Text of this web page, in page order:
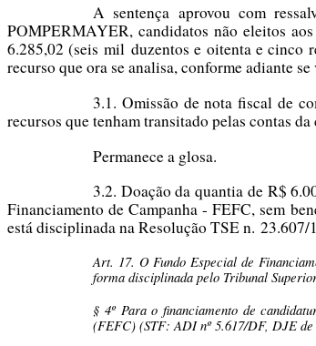
A sentença aprovou com
POMPERMAYER, candidatos não eleitos
6.285,02 (seis mil duzentos e oitenta e cinco
recurso que ora se analisa, conforme adiante se
3.1. Omissão de nota fiscal de
recursos que tenham transitado pelas contas
Permanece a glosa.
3.2. Doação da quantia de R$
Financiamento de Campanha - FEFC, sem
está disciplinada na Resolução TSE n. 23.607/
Art. 17. O Fundo Especial de
forma disciplinada pelo Tribunal
§ 4º Para o financiamento de
(FEFC) (STF: ADI nº 5.617/DF, DJE de